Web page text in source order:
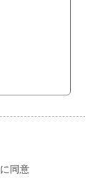
に同意